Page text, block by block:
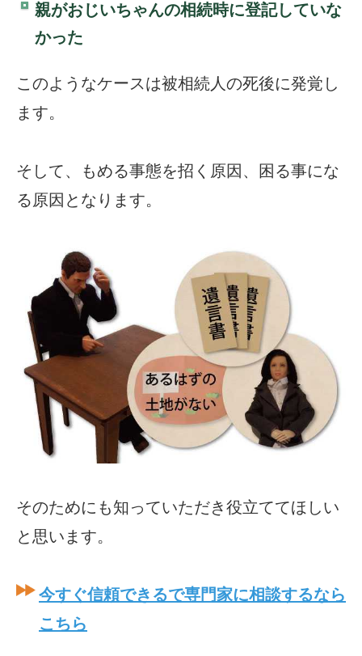
親がおじいちゃんの相続時に登記していな
かった
このようなケースは被相続人の死後に発覚し
ます。
そして、もめる事態を招く原因、困る事にな
る原因となります。
そのためにも知っていただき役立ててほしい
と思います。
今すぐ信頼できるで専門家に相談するなら
こちら